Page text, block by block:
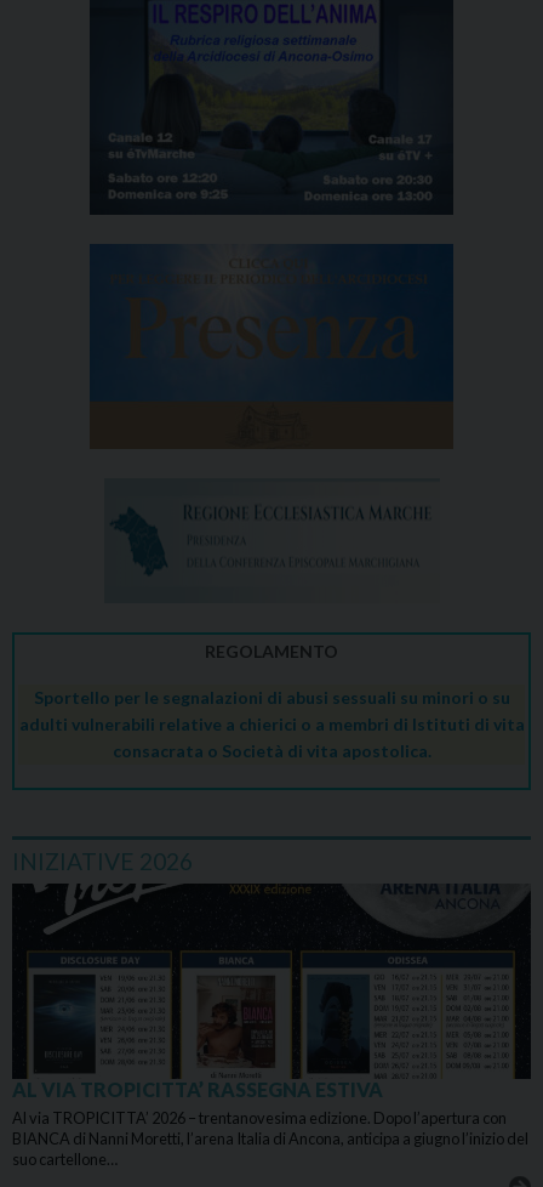
REGOLAMENTO
Sportello per le segnalazioni di abusi sessuali su minori o su
adulti vulnerabili relative a chierici o a membri di Istituti di vita
consacrata o Società di vita apostolica.
INIZIATIVE 2026
AL VIA TROPICITTA’ RASSEGNA ESTIVA
Al via TROPICITTA’ 2026 – trentanovesima edizione. Dopo l’apertura con
BIANCA di Nanni Moretti, l’arena Italia di Ancona, anticipa a giugno l’inizio del
suo cartellone…